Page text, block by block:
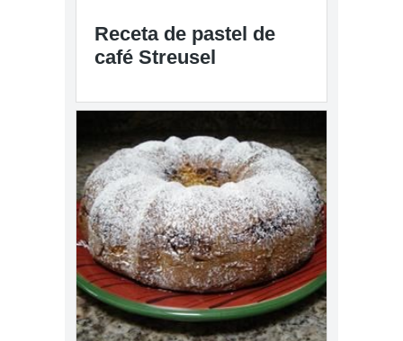
Receta de pastel de
café Streusel